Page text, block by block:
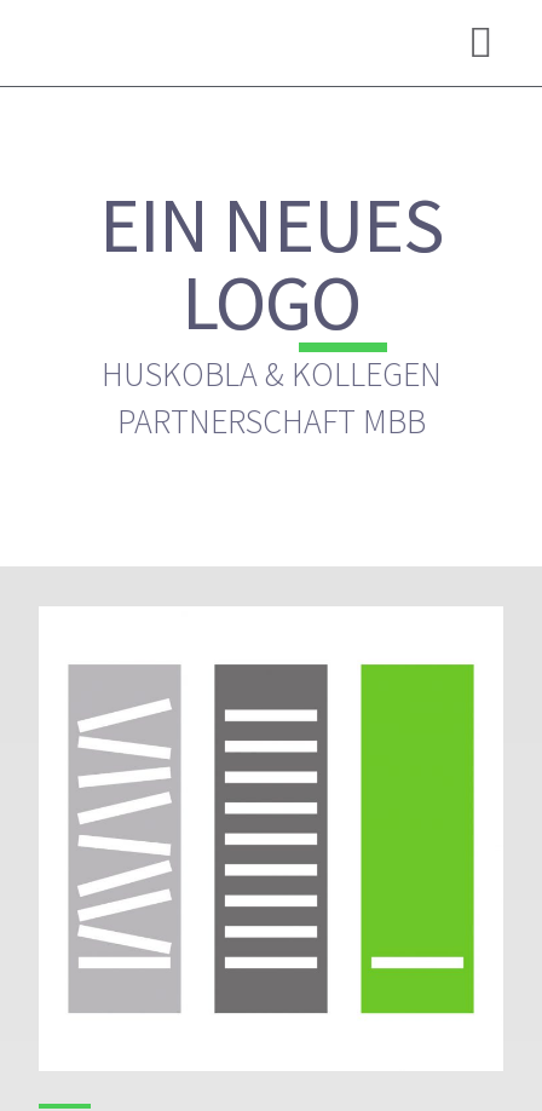
EIN NEUES
LOGO
HUSKOBLA & KOLLEGEN
PARTNERSCHAFT MBB